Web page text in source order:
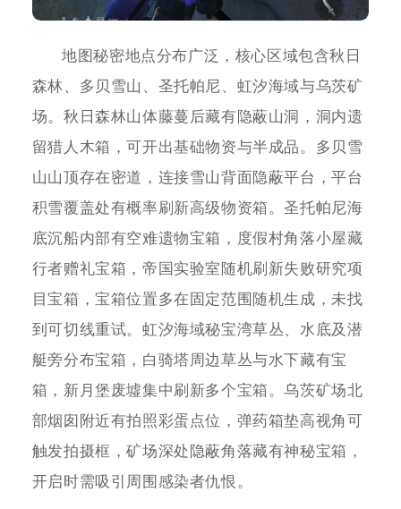
地图秘密地点分布广泛，核心区域包含秋日
森林、多贝雪山、圣托帕尼、虹汐海域与乌茨矿
场。秋日森林山体藤蔓后藏有隐蔽山洞，洞内遗
留猎人木箱，可开出基础物资与半成品。多贝雪
山山顶存在密道，连接雪山背面隐蔽平台，平台
积雪覆盖处有概率刷新高级物资箱。圣托帕尼海
底沉船内部有空难遗物宝箱，度假村角落小屋藏
行者赠礼宝箱，帝国实验室随机刷新失败研究项
目宝箱，宝箱位置多在固定范围随机生成，未找
到可切线重试。虹汐海域秘宝湾草丛、水底及潜
艇旁分布宝箱，白骑塔周边草丛与水下藏有宝
箱，新月堡废墟集中刷新多个宝箱。乌茨矿场北
部烟囱附近有拍照彩蛋点位，弹药箱垫高视角可
触发拍摄框，矿场深处隐蔽角落藏有神秘宝箱，
开启时需吸引周围感染者仇恨。